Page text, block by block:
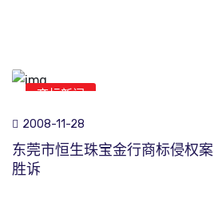
商标新闻
2008-11-28
东莞市恒生珠宝金行商标侵权案
胜诉